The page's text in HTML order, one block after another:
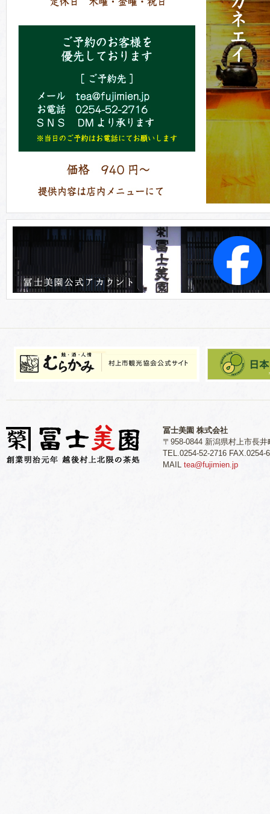
冨士美園 株式会社
〒958-0844 新潟県村上市長井
TEL.0254-52-2716 FAX.0254-
MAIL tea@fujimien.jp